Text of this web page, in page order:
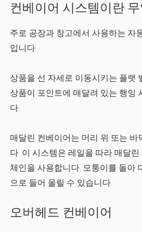
컨베이어 시스템이란
주로 공장과 창고에서 사용하는 자
입니다.
상품을 선 자세로 이동시키는 플랫
상품이 포인트에 매달려 있는 행잉
다.
매달린 컨베이어는 머리 위 또는 바
다. 이 시스템은 레일을 따라 매달
체인을 사용합니다. 모퉁이를 돌아
으로 들어 올릴 수 있습니다.
오버헤드 컨베이어